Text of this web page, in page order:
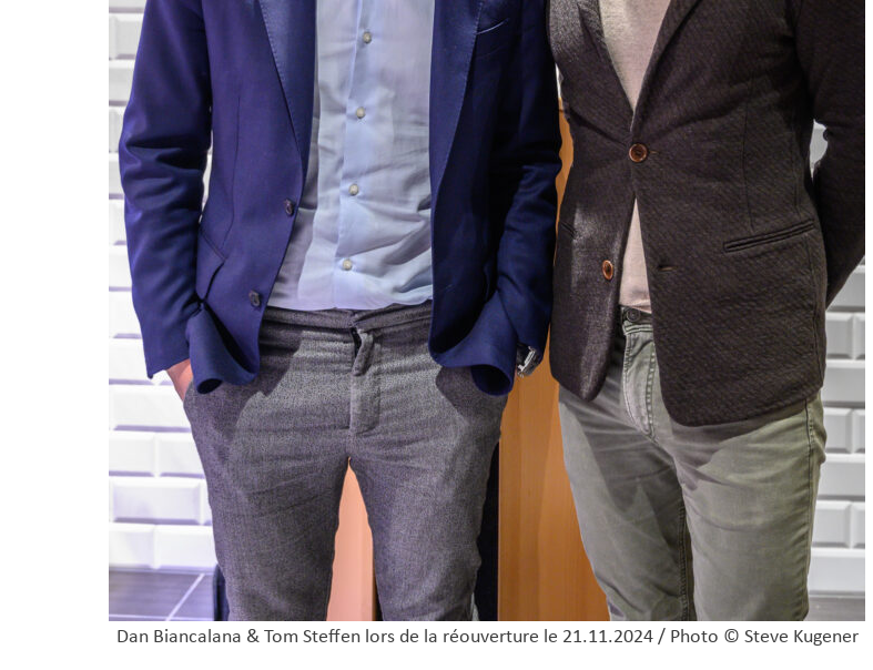
Dan Biancalana & Tom Steffen lors de la réouverture le 21.11.2024 / Photo © Steve Kugener